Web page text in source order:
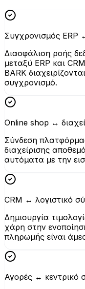
Συγχρονισμός ERP
Διασφάλιση ροής
μεταξύ ERP και
BARK
συγχρονισμό.
Online shop ↔
Σύνδεση
διαχείρισης
αυτόματα με την
CRM ↔ λογιστικό
Δημιουργία
χάρη στην
πληρωμής είναι
Αγορές ↔ κεντρικό